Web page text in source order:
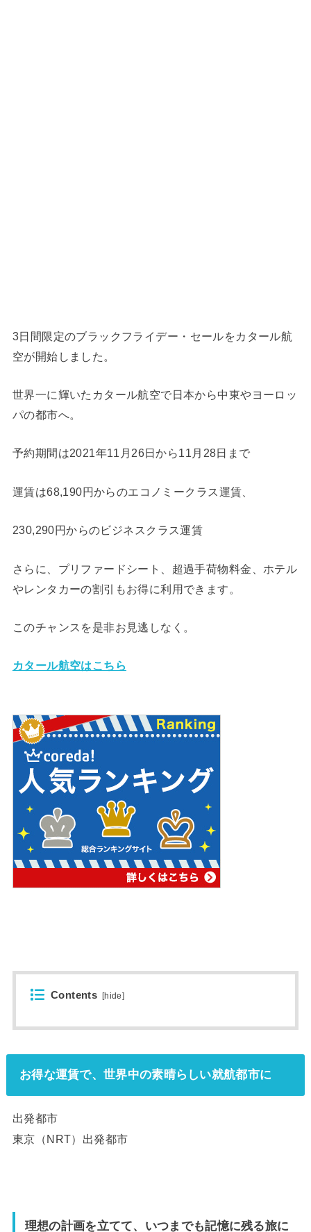
3日間限定のブラックフライデー・ セールをカタール航
空が開始しました。
世界一に輝いたカタール航空で日本から中東やヨーロッ
パの都市へ。
予約期間は2021年11月26日から11月28日まで
運賃は68,190円からのエコノミークラス運賃、
230,290円からのビジネスクラス運賃
さらに、プリファードシート、超過手荷物料金、 ホテル
やレンタカーの割引もお得に利用できます。
このチャンスを是非お見逃しなく。
カタール航空はこちら
Contents [hide]
お得な運賃で、世界中の素晴らしい就航都市に
出発都市
東京（NRT） 出発都市
理想の計画を立てて、いつまでも記憶に残る旅に